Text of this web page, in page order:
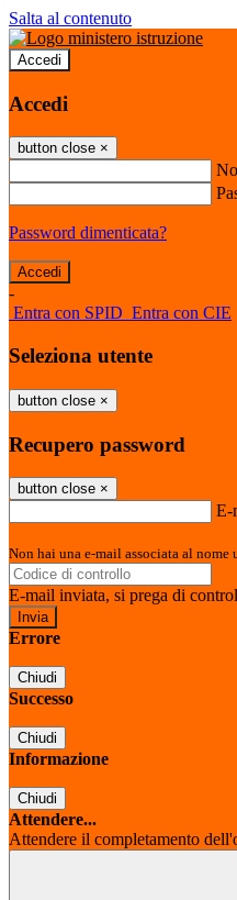
Salta al contenuto
Accedi
Accedi
button close ×
Password dimenticata?
-
Entra con SPID Entra con CIE
Seleziona utente
button close ×
Recupero password
button close ×
E-
Non hai una e-mail associata al
E-mail inviata, si prega di
Errore
Chiudi
Successo
Chiudi
Informazione
Chiudi
Attendere...
Attendere il completamento